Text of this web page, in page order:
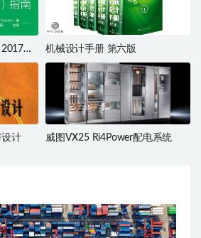
机械设计手册 第六版
计 威图VX25 Ri4Power配电系统